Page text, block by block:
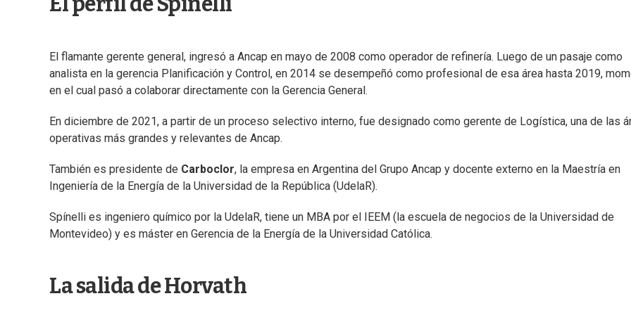
El flamante gerente general, ingresó a Ancap en mayo de 2008 como operador de refinería. Luego de un pasaje como
analista en la gerencia Planificación y Control, en 2014 se desempeñó como profesional de esa área hasta 2019,
en el cual pasó a colaborar directamente con la Gerencia General.
En diciembre de 2021, a partir de un proceso selectivo interno, fue designado como gerente de Logística, una de las
operativas más grandes y relevantes de Ancap.
También es presidente de Carboclor, la empresa en Argentina del Grupo Ancap y docente externo en la Maestría en
Ingeniería de la Energía de la Universidad de la República (UdelaR).
Spínelli es ingeniero químico por la UdelaR, tiene un MBA por el IEEM (la escuela de negocios de la Universidad de
Montevideo) y es máster en Gerencia de la Energía de la Universidad Católica.
La salida de Horvath